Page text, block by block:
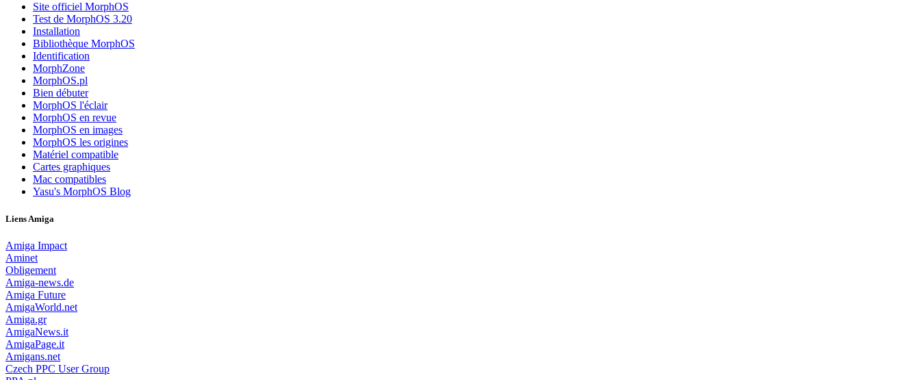
Site officiel MorphOS
Test de MorphOS 3.20
Installation
Bibliothèque MorphOS
Identification
MorphZone
MorphOS.pl
Bien débuter
MorphOS l'éclair
MorphOS en revue
MorphOS en images
MorphOS les origines
Matériel compatible
Cartes graphiques
Mac compatibles
Yasu's MorphOS Blog
Liens Amiga
Amiga Impact
Aminet
Obligement
Amiga-news.de
Amiga Future
AmigaWorld.net
Amiga.gr
AmigaNews.it
AmigaPage.it
Amigans.net
Czech PPC User Group